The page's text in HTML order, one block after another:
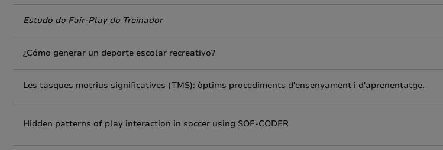
Estudo do Fair-Play do Treinador
¿Cómo generar un deporte escolar recreativo?
Les tasques motrius significatives (TMS): òptims procediments d'ensenyament i d'aprenentatge.
Hidden patterns of play interaction in soccer using SOF-CODER